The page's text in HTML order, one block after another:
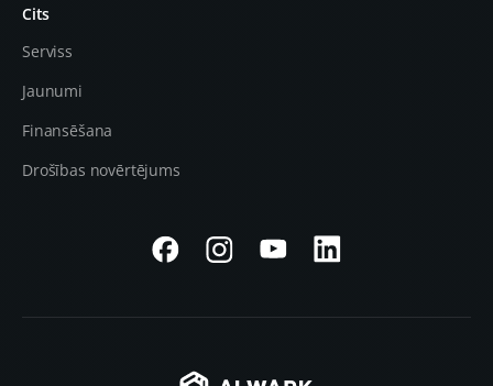
Cits
Serviss
Jaunumi
Finansēšana
Drošības novērtējums